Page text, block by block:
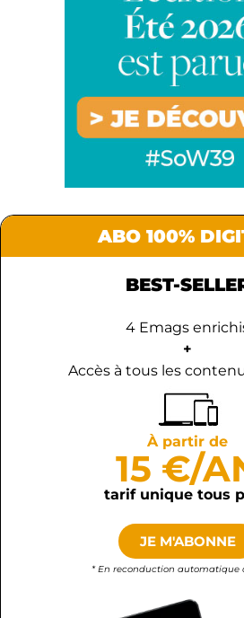
ABO 100%
BEST-
4 Emags
+
Accès à tous les
À partir de
15 €/
tarif unique tous
JE M'ABONNE
* En reconduction automatique